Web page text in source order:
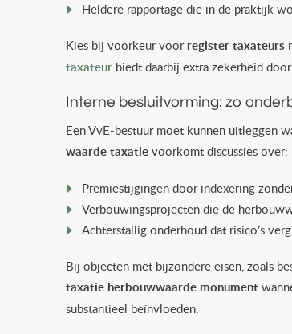
Heldere rapportage die in de praktijk
Kies bij voorkeur voor register taxateurs
taxateur biedt daarbij extra zekerheid
Interne besluitvorming: zo
Een VvE-bestuur moet kunnen uitleggen
waarde taxatie voorkomt discussies over:
Premiestijgingen door indexering
Verbouwingsprojecten die de
Achterstallig onderhoud dat risico’s
Bij objecten met bijzondere eisen, zoals
taxatie herbouwwaarde monument
substantieel beïnvloeden.